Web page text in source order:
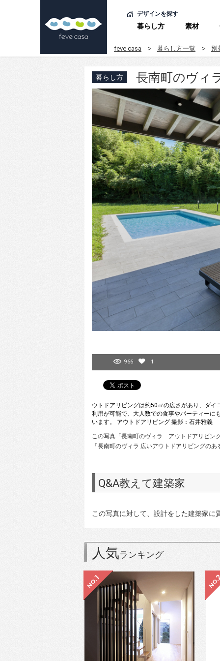
デザインを探す
暮らし方 素材
feve casa 暮らし方一覧 別
暮らし方 長南町のヴィ
966 1
ウトドアリビングは約50㎡の広さがあり、ダ
利用が可能で、大人数での食事やパーティーに
います。 アウトドアリビング 撮影：石井雅義
この写真「長南町のヴィラ アウトドアリビン
「長南町のヴィラ 広いアウトドアリビングの
Q&A教えて建築家
この写真に対して、設計をした建築家に
人気ランキング